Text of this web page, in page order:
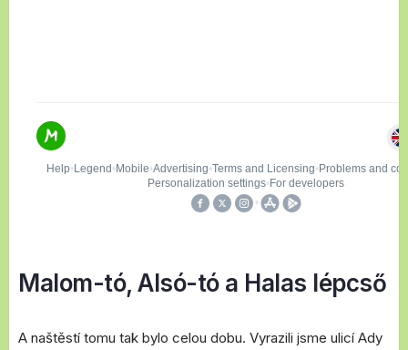
Malom-tó, Alsó-tó a Halas lépcső
A naštěstí tomu tak bylo celou dobu. Vyrazili jsme ulicí Ady